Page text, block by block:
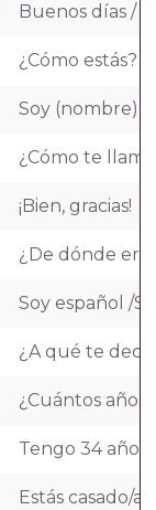
Buenos días /
¿Cómo estás?
Soy (nombre) /
¿Cómo te
¡Bien, gracias!
¿De dónde
Soy español /
¿A qué te
¿Cuántos años
Tengo 34 años
Estás casado/a